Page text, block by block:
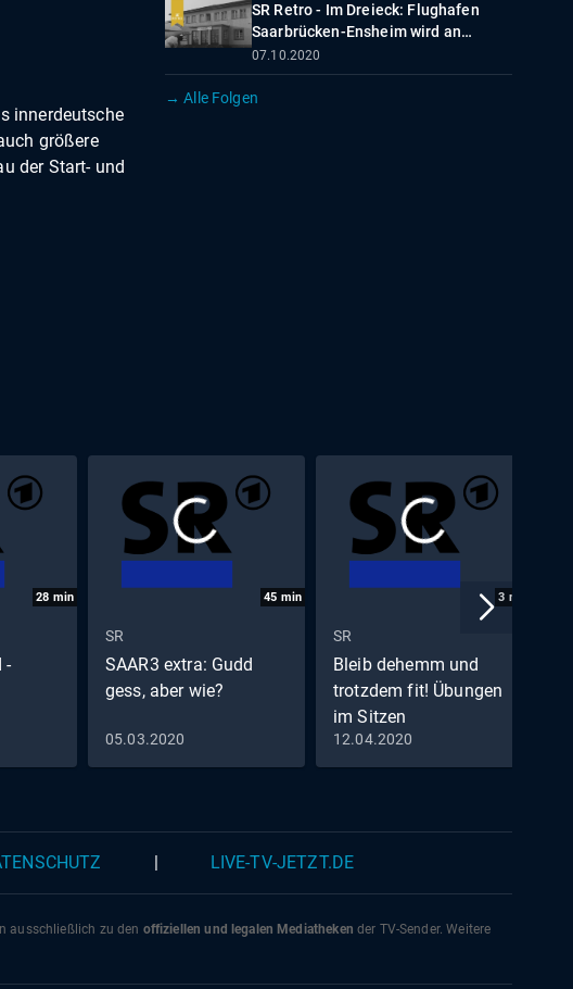
innerdeutsche
größere
der Start- und
SR Retro - Im Dreieck: Flughafen
Saarbrücken-Ensheim wird an
internationales Luftverkehrsnetz
angeschlossen
07.10.2020
→ Alle Folgen
28 min
-
45 min
SR
SAAR3 extra: Gudd
gess, aber wie?
05.03.2020
3 min
SR
Bleib dehemm und
trotzdem fit! Übungen
im Sitzen
12.04.2020
LIVE-TV-JETZT.DE
ausschließlich zu den offiziellen und legalen Mediatheken der TV-Sender. Weitere